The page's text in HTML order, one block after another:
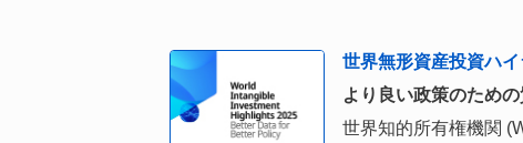
世界無形資産投資ハ
より良い政策のため
世界知的所有権機関